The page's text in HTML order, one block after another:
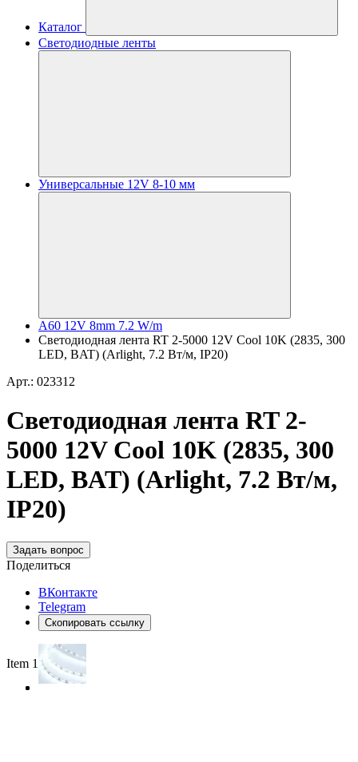
Каталог
Светодиодные ленты
Универсальные 12V 8-10 мм
A60 12V 8mm 7.2 W/m
Светодиодная лента RT 2-5000 12V Cool 10K (2835, 300
LED, BAT) (Arlight, 7.2 Вт/м, IP20)
Арт.: 023312
Светодиодная лента RT 2-
5000 12V Cool 10K (2835, 300
LED, BAT) (Arlight, 7.2 Вт/м,
IP20)
Задать вопрос
Поделиться
ВКонтакте
Telegram
Скопировать ссылку
Item 1 of 3